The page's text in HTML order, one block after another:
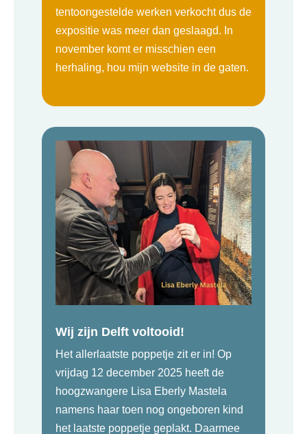
tentoongestelde werken verkocht dus de
expositie was meer dan geslaagd. In
november komt er misschien een
herhaling, hou mijn website in de gaten.
Wij zijn Delft voltooid!
Het allerlaatste poppetje zit er in! Op
vrijdag 12 december 2025 heeft de
hoogzwangere Lisa Eberly Mastela
namens haar toen nog ongeboren kind
het laatste poppetje geplakt. Daarmee